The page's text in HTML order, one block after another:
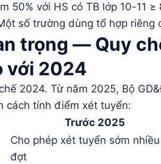
50% với HS có TB lớp 10-11
số trường dùng tổ hợp riêng
trọng — Quy
với 2024
2024. Từ năm 2025, Bộ
cách tính điểm xét tuyển:
Trước 2025
Cho phép xét tuyển sớm nhiều
đợt